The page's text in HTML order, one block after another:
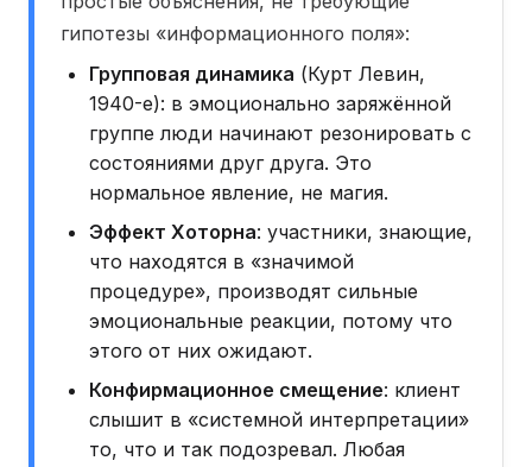
гипотезы «информационного поля»:
Групповая динамика (Курт Левин,
1940-е): в эмоционально заряжённой
группе люди начинают резонировать с
состояниями друг друга. Это
нормальное явление, не магия.
Эффект Хоторна: участники, знающие,
что находятся в «значимой
процедуре», производят сильные
эмоциональные реакции, потому что
этого от них ожидают.
Конфирмационное смещение: клиент
слышит в «системной интерпретации»
то, что и так подозревал. Любая